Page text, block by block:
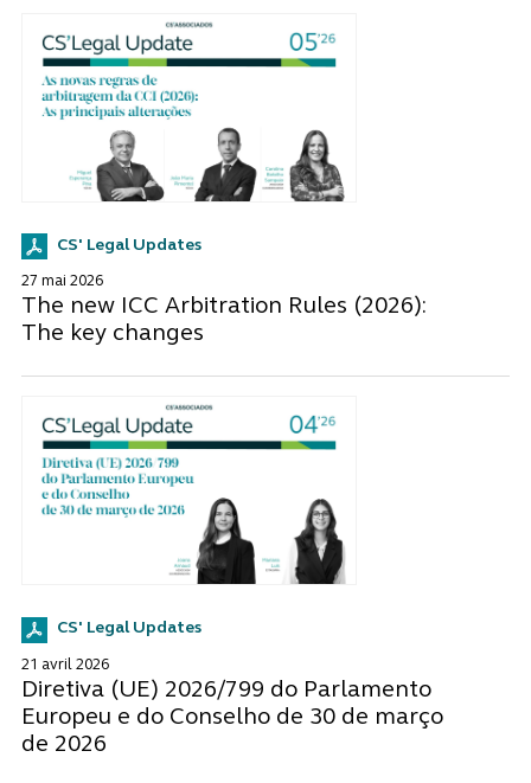
CS' Legal Updates
27 mai 2026
The new ICC Arbitration Rules (2026):
The key changes
CS' Legal Updates
21 avril 2026
Diretiva (UE) 2026/799 do Parlamento
Europeu e do Conselho de 30 de março
de 2026